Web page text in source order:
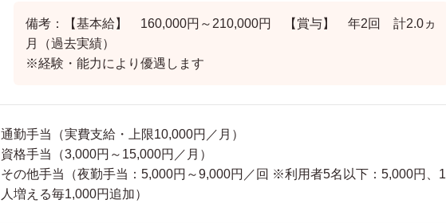
備考：【基本給】 160,000円～210,000円 【賞与】 年2回 計2.0ヵ
月（過去実績）
※経験・能力により優遇します
通勤手当（実費支給・上限10,000円／月）
資格手当（3,000円～15,000円／月）
その他手当（夜勤手当：5,000円～9,000円／回 ※利用者5名以下：5,000円、1
人増える毎1,000円追加）